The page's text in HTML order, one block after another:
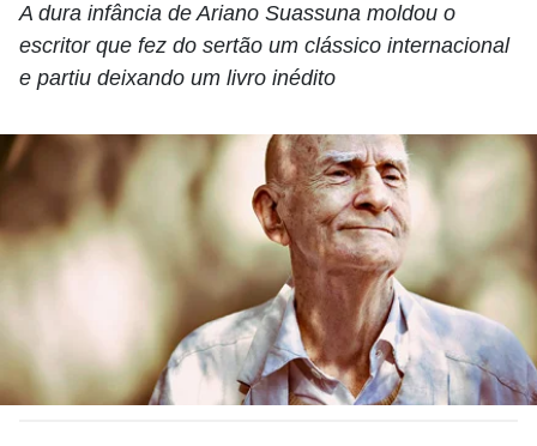
A dura infância de Ariano Suassuna moldou o
escritor que fez do sertão um clássico internacional
e partiu deixando um livro inédito